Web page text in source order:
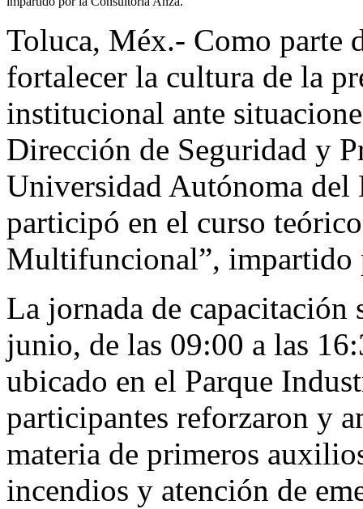
Toluca, Méx.- Como parte
fortalecer la cultura de la
institucional ante
Dirección de Seguridad y
Universidad Autónoma
participó en el curso
Multifuncional”, impartido
La jornada de capacitación
junio, de las 09:00 a las
ubicado en el Parque
participantes reforzaron y
materia de primeros
incendios y atención de